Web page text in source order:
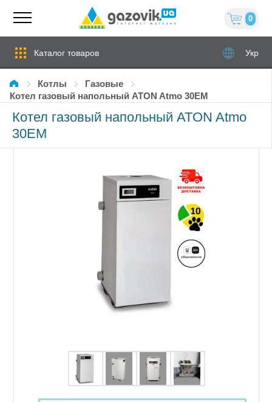
0
Каталог товаров Укр
Котлы
газовые
Котел газовый напольный ATON Atmo 30ЕМ
Котел газовый напольный ATON Atmo
30ЕМ